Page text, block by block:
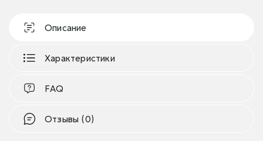
Описание
Характеристики
FAQ
Отзывы (0)